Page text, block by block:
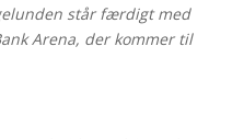
står færdigt med
Arena, der kommer til